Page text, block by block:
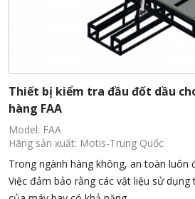
Thiết bị kiểm tra đầu đốt dầu
hàng FAA
Model: FAA
Hãng sản xuất: Motis-Trung Quốc
Trong ngành hàng không, an toàn luôn
Việc đảm bảo rằng các vật liệu sử